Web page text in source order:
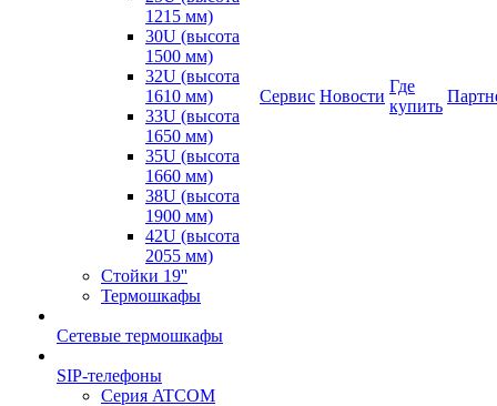
1215 мм)
30U (высота
1500 мм)
32U (высота
1610 мм)
33U (высота
1650 мм)
35U (высота
1660 мм)
38U (высота
1900 мм)
42U (высота
2055 мм)
Стойки 19''
Термошкафы
Сетевые термошкафы
SIP-телефоны
Серия ATCOM
Сервис Новости
Где
купить